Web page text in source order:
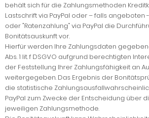
behält sich für die Zahlungsmethoden
Lastschrift via PayPal oder – falls angeboten
oder "Ratenzahlung" via PayPal die
Bonitätsauskunft vor.
Hierfür werden Ihre Zahlungsdaten
Abs. 1 lit. f DSGVO aufgrund berechtigten
der Feststellung Ihrer Zahlungsfähigkeit an
weitergegeben. Das Ergebnis der
die statistische
PayPal zum Zwecke der Entscheidung über
jeweiligen Zahlungsmethode.